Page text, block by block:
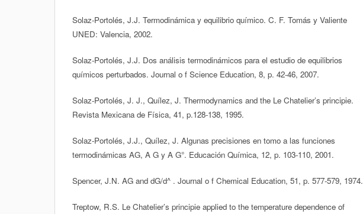
Solaz-Portolés, J.J. Termodinámica y equilibrio químico. C. F. Tomás y Valiente
UNED: Valencia, 2002.
Solaz-Portolés, J.J. Dos análisis termodinámicos para el estudio de equilibrios
químicos perturbados. Journal o f Science Education, 8, p. 42-46, 2007.
Solaz-Portolés, J. J., Quílez, J. Thermodynamics and the Le Chatelier’s principie.
Revista Mexicana de Física, 41, p.128-138, 1995.
Solaz-Portolés, J.J., Quílez, J. Algunas precisiones en tomo a las funciones
termodinámicas AG, A G y A G°. Educación Química, 12, p. 103-110, 2001.
Spencer, J.N. AG and dG/d^ . Journal o f Chemical Education, 51, p. 577-579, 1974.
Treptow, R.S. Le Chatelier’s principie applied to the temperature dependence of